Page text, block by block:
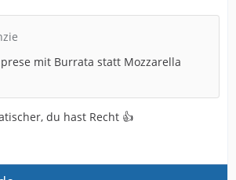
mit Burrata statt Mozzarella
du hast Recht 👍